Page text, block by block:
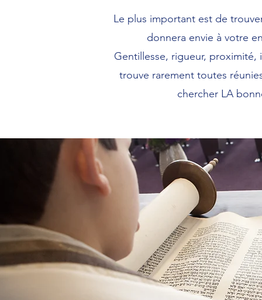
Le plus important est de
donnera envie à votre
Gentillesse, rigueur,
trouve rarement toutes
chercher LA